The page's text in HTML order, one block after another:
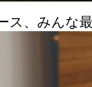
ス、みんな